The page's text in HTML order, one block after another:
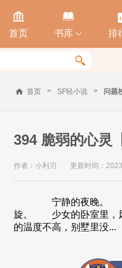

首页

书库  排

首页 > SF轻小说 > 问题
394 脆弱的心灵
作者：小利刃 更新时间：
宁静的夜晚。 虫豸
旋。 少女的卧室里，
的温度不高，别墅里没...